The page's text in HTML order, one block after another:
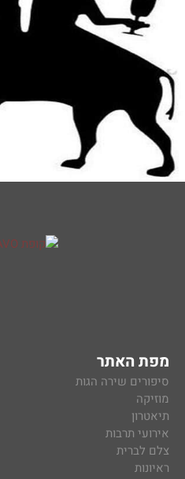
מפת האתר
סיפורים שירה הגות
מוזיקה
תיאטרון
אירועי תרבות
צלם לברית
ראיונות